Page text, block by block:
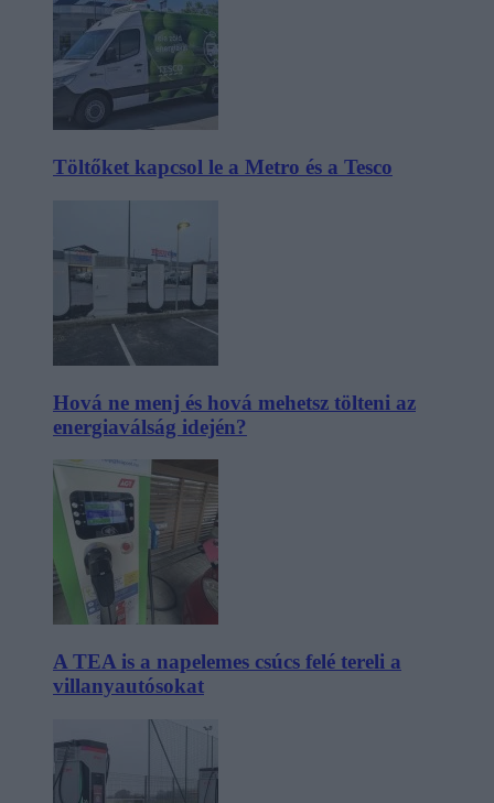
Töltőket kapcsol le a Metro és a Tesco
Hová ne menj és hová mehetsz tölteni az
energiaválság idején?
A TEA is a napelemes csúcs felé tereli a
villanyautósokat